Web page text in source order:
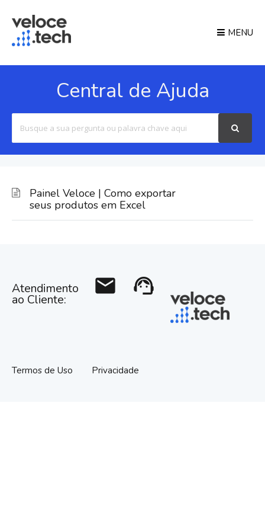
MENU
Central de Ajuda
For
Painel Veloce | Como exportar
seus produtos em Excel
Atendimento
ao Cliente:
mail support_agent
Termos de Uso Privacidade